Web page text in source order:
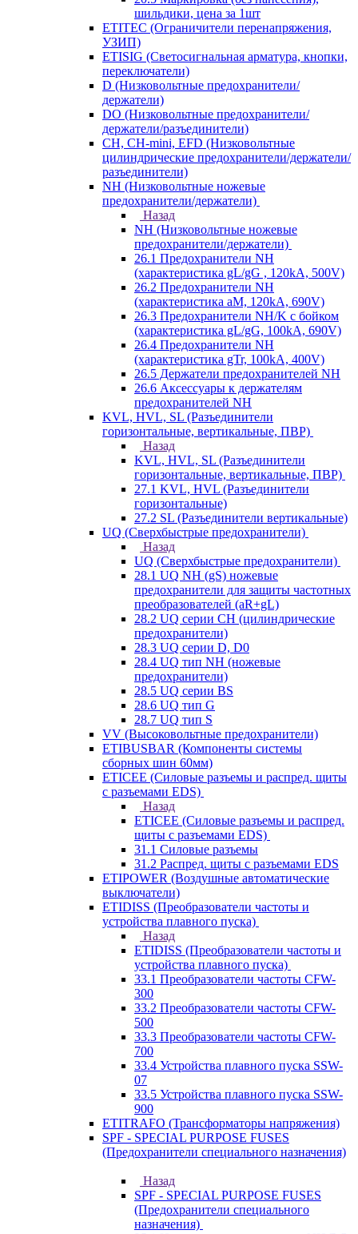
шильдики, цена за 1шт
ETITEC (Ограничители перенапряжения,
УЗИП)
ETISIG (Светосигнальная арматура, кнопки,
переключатели)
D (Низковольтные предохранители/
держатели)
DO (Низковольтные предохранители/
держатели/разъединители)
CH, CH-mini, EFD (Низковольтные
цилиндрические предохранители/держатели/
разъединители)
NH (Низковольтные ножевые
предохранители/держатели)
Назад
NH (Низковольтные ножевые
предохранители/держатели)
26.1 Предохранители NH
(характеристика gL/gG , 120kA, 500V)
26.2 Предохранители NH
(характеристика aM, 120kA, 690V)
26.3 Предохранители NH/K с бойком
(характеристика gL/gG, 100kA, 690V)
26.4 Предохранители NH
(характеристика gTr, 100kA, 400V)
26.5 Держатели предохранителей NH
26.6 Аксессуары к держателям
предохранителей NH
KVL, HVL, SL (Разъединители
горизонтальные, вертикальные, ПВР)
Назад
KVL, HVL, SL (Разъединители
горизонтальные, вертикальные, ПВР)
27.1 KVL, HVL (Разъединители
горизонтальные)
27.2 SL (Разъединители вертикальные)
UQ (Сверхбыстрые предохранители)
Назад
UQ (Сверхбыстрые предохранители)
28.1 UQ NH (gS) ножевые
предохранители для защиты частотных
преобразователей (aR+gL)
28.2 UQ серии CH (цилиндрические
предохранители)
28.3 UQ серии D, D0
28.4 UQ тип NH (ножевые
предохранители)
28.5 UQ серии BS
28.6 UQ тип G
28.7 UQ тип S
VV (Высоковольтные предохранители)
ETIBUSBAR (Компоненты системы
сборных шин 60мм)
ETICEE (Силовые разъемы и распред. щиты
с разъемами EDS)
Назад
ETICEE (Силовые разъемы и распред.
щиты с разъемами EDS)
31.1 Силовые разъемы
31.2 Распред. щиты с разъемами EDS
ETIPOWER (Воздушные автоматические
выключатели)
ETIDISS (Преобразователи частоты и
устройства плавного пуска)
Назад
ETIDISS (Преобразователи частоты и
устройства плавного пуска)
33.1 Преобразователи частоты CFW-
300
33.2 Преобразователи частоты CFW-
500
33.3 Преобразователи частоты CFW-
700
33.4 Устройства плавного пуска SSW-
07
33.5 Устройства плавного пуска SSW-
900
ETITRAFO (Трансформаторы напряжения)
SPF - SPECIAL PURPOSE FUSES
(Предохранители специального назначения)
Назад
SPF - SPECIAL PURPOSE FUSES
(Предохранители специального
назначения)